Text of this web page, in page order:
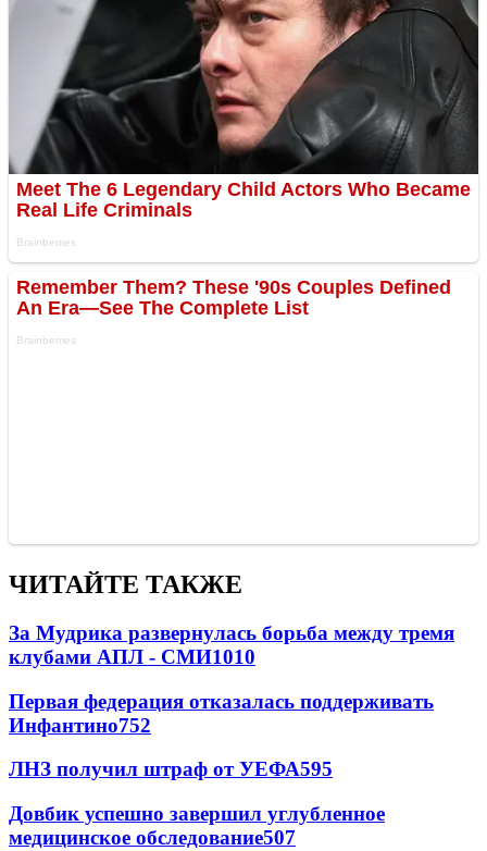
ЧИТАЙТЕ ТАКЖЕ
За Мудрика развернулась борьба между тремя
клубами АПЛ - СМИ1010
Первая федерация отказалась поддерживать
Инфантино752
ЛНЗ получил штраф от УЕФА595
Довбик успешно завершил углубленное
медицинское обследование507